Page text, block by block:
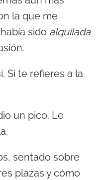
la que me
sido alquilada
Si te refieres a la
un pico. Le
sentado sobre
plazas y cómo